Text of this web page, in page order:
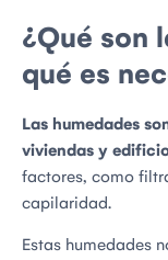
¿Qué son
qué es
Las humedades
viviendas y
factores, como
capilaridad.
Estas humedades